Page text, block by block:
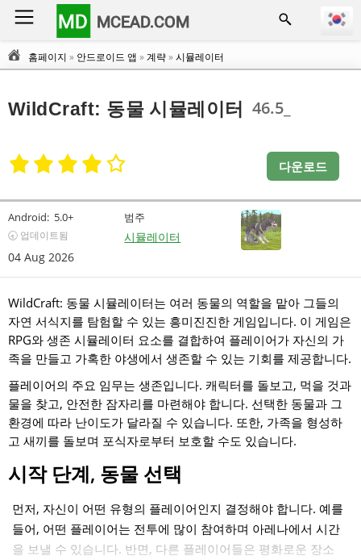
MD MCEAD.COM
홈페이지 » 안드로이드 앱 »계략»시뮬레이터
WildCraft: 동물 시뮬레이터 46.5_
다운로드
Android: 5.0+
🕣 업데이트됨
04 Aug 2026
범주
시뮬레이터
WildCraft: 동물 시뮬레이터는 여러 동물의 역할을 맡아 그들의
자연 서식지를 탐험할 수 있는 흥미진진한 게임입니다. 이 게임은
RPG와 생존 시뮬레이터 요소를 결합하여 플레이어가 자신의 가
족을 만들고 가혹한 야생에서 생존할 수 있는 기회를 제공합니다.
플레이어의 주요 임무는 생존입니다. 캐릭터를 돌보고, 먹을 것과
물을 찾고, 안전한 잠자리를 마련해야 합니다. 선택한 동물과 그
환경에 따라 난이도가 달라질 수 있습니다. 또한, 가족을 형성하
고 새끼를 돌보며 포식자로부터 보호할 수도 있습니다.
시작 단계, 동물 선택
먼저, 자신이 어떤 유형의 플레이어인지 결정해야 합니다. 예를
들어, 어떤 플레이어는 전투에 많이 참여하며 아레나에서 시간
을 보낼 수 있습니다. 반면, 다른 플레이어들은 평화로운 장소